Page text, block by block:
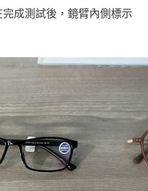
成測試後，鏡臂內側標示